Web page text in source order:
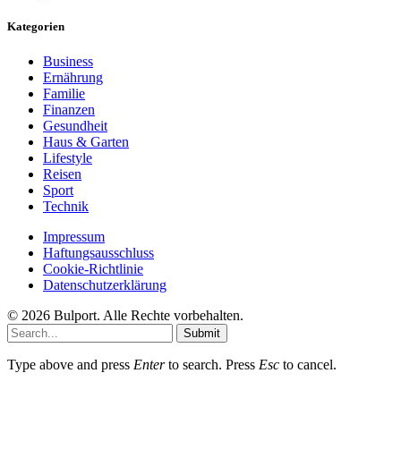
Kategorien
Business
Ernährung
Familie
Finanzen
Gesundheit
Haus & Garten
Lifestyle
Reisen
Sport
Technik
Impressum
Haftungsausschluss
Cookie-Richtlinie
Datenschutzerklärung
© 2026 Bulport. Alle Rechte vorbehalten.
Submit
Type above and press Enterto search. Press Esc to cancel.